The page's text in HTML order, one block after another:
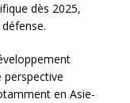
dès 2025,
perspective
en Asie-